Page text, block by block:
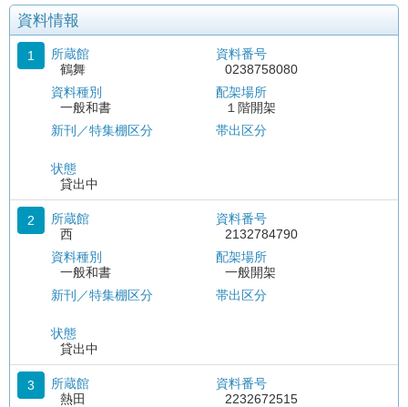
資料情報
1
所蔵館
鶴舞
資料種別
一般和書
新刊／特集棚区分
状態
貸出中
資料番号
0238758080
配架場所
１階開架
帯出区分
2
所蔵館
西
資料種別
一般和書
新刊／特集棚区分
状態
貸出中
資料番号
2132784790
配架場所
一般開架
帯出区分
3
所蔵館
熱田
資料番号
2232672515